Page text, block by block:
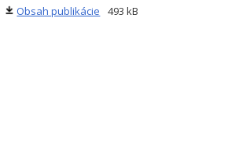
Obsah publikácie 493 kB